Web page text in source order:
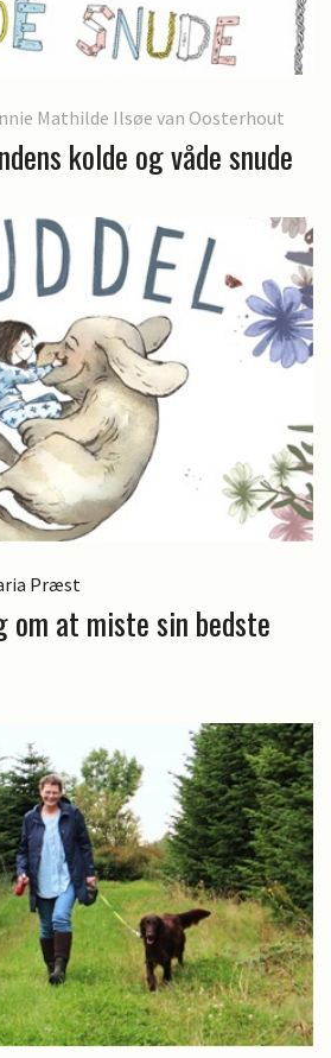
Mathilde Ilsøe van Oosterhout
kolde og våde snude
Præst
at miste sin bedste